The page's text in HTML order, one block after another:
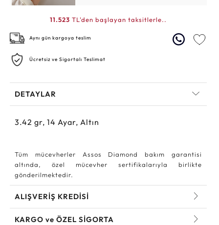
11.523 TL'den başlayan taksitlerle..
Aynı gün kargoya teslim
Ücretsiz ve Sigortalı Teslimat
DETAYLAR
3.42 gr, 14 Ayar, Altın
Tüm mücevherler Assos Diamond bakım garantisi
altında, özel mücevher sertifikalarıyla birlikte
gönderilmektedir.
ALIŞVERİŞ KREDİSİ
KARGO ve ÖZEL SİGORTA